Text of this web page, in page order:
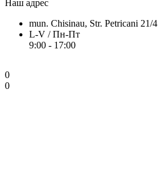
Наш адрес
mun. Chisinau, Str. Petricani 21/4
L-V / Пн-Пт
9:00 - 17:00
0
0